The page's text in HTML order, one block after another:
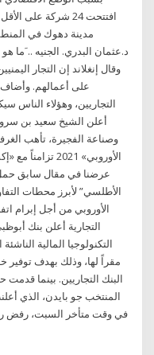
مدينة دهوك في
د.عثمان البدري. الجنيه .. َما
وقال إنغلاند إن التجار
على أعمالهم. وأضاف
التجاريين، وهؤلاء الناس
أعلن الشيخ سعيد بن
وصناعة الفجيرة، تأهب
الأوروبي» 2021
عرضنا في مقال سابق
الأطلسي” لأبرز محطات
الأوروبي من أجل إبرام
التجارية أعلن بنك
التكنولوجيا المالية
مقراً لها، وذلك بهدف توفير
البنك التجاريين. بينما قدمت
المنتخب جو بايدن، الذي
في وقت متأخر السبت، رفض